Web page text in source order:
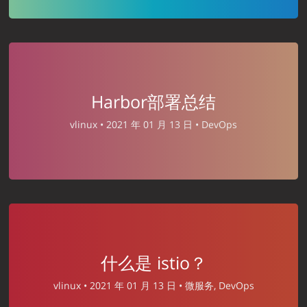
Harbor部署总结
vlinux • 2021 年 01 月 13 日 • DevOps
什么是 istio？
vlinux • 2021 年 01 月 13 日 • 微服务, DevOps